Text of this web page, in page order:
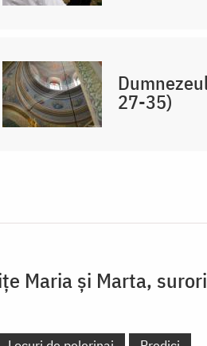
27-35)
Maria și Marta,